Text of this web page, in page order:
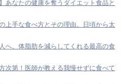
あなたの健康を奪うダイエット食品と
上手な食べ方とその理由。日頃から太
へ。体脂肪を減らしてくれる最高の食
次第！医師が教える我慢せずに食べて